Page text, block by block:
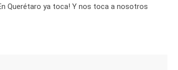
Querétaro ya toca! Y nos toca a nosotros